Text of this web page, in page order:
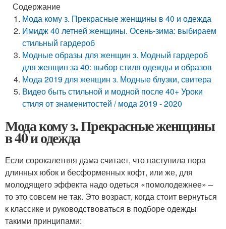
Содержание
Мода кому з. Прекрасные женщины в 40 и одежда
Имидж 40 летней женщины. Осень-зима: выбираем
стильный гардероб
Модные образы для женщин з. Модный гардероб
для женщин за 40: выбор стиля одежды и образов
Мода 2019 для женщин з. Модные блузки, свитера
Видео быть стильной и модной после 40+ Уроки
стиля от знаменитостей / мода 2019 - 2020
Мода кому з. Прекрасные женщины
в 40 и одежда
Если сорокалетняя дама считает, что наступила пора
длинных юбок и бесформенных кофт, или же, для
молодящего эффекта надо одеться «помолодежнее» –
то это совсем не так. Это возраст, когда стоит вернуться
к классике и руководствоваться в подборе одежды
такими принципами: